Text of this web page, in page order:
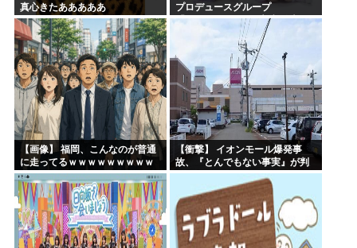
真心きたあああああ
プロデュースグループ
「WASURENA」に加入発表！
現在のグループと兼任へ【元
AKB48ゆかるん・まりやぎ】
【画像】 福岡、こんなのが普通
に走ってるｗｗｗｗｗｗｗｗｗ
ｗｗｗｗｗｗｗ
【衝撃】 イオンモール爆発事
故、『とんでもない事実』が判
明してしまう・・・・・・